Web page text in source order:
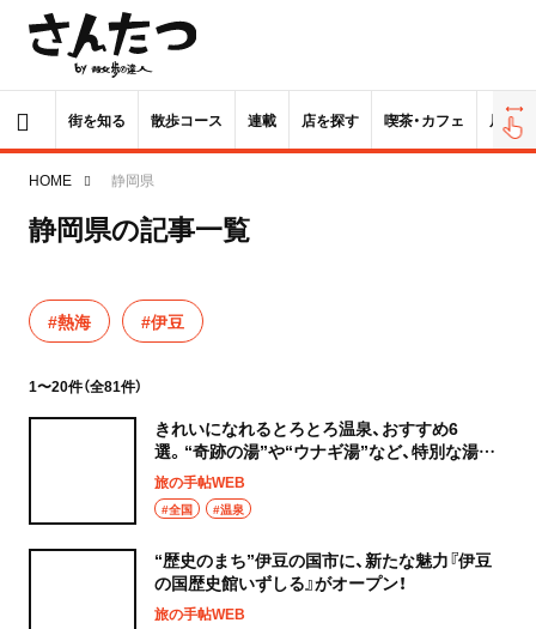
街を知る 散歩コース 連載 店を探す 喫茶・カフェ 居酒屋
HOME 静岡県
静岡県の記事一覧
#熱海 #伊豆
1〜20件（全81件）
きれいになれるとろとろ温泉、おすすめ6
選。“奇跡の湯”や“ウナギ湯”など、特別な湯に
包まれて忘れられない体験を！
旅の手帖WEB
#全国 #温泉
“歴史のまち”伊豆の国市に、新たな魅力『伊豆
の国歴史館いずしる』がオープン！
旅の手帖WEB